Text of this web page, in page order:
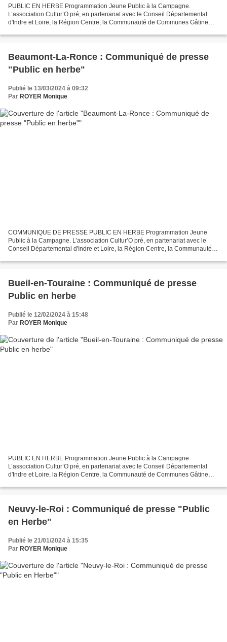
PUBLIC EN HERBE Programmation Jeune Public à la Campagne.
L’association Cultur’O pré, en partenariat avec le Conseil Départemental
d'Indre et Loire, la Région Centre, la Communauté de Communes Gâtine
Beaumont-La-Ronce : Communiqué de presse
"Public en herbe"
Publié le 13/03/2024 à 09:32
Par ROYER Monique
COMMUNIQUE DE PRESSE PUBLIC EN HERBE Programmation Jeune
Public à la Campagne. L’association Cultur’O pré, en partenariat avec le
Conseil Départemental d'Indre et Loire, la Région Centre, la Communauté
Bueil-en-Touraine : Communiqué de presse
Public en herbe
Publié le 12/02/2024 à 15:48
Par ROYER Monique
PUBLIC EN HERBE Programmation Jeune Public à la Campagne.
L’association Cultur’O pré, en partenariat avec le Conseil Départemental
d'Indre et Loire, la Région Centre, la Communauté de Communes Gâtine
Neuvy-le-Roi : Communiqué de presse "Public
en Herbe"
Publié le 21/01/2024 à 15:35
Par ROYER Monique